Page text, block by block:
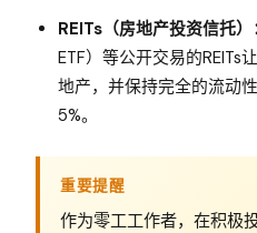
REITs（房地产投资信托）
ETF）等公开交易的REITs
地产，并保持完全的流动
5%。
重要提醒
作为零工工作者，在积极